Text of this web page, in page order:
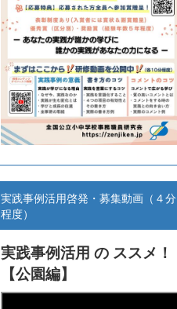
実践事例活用啓発・募集動画（４分
程度）
実践事例活用 の ススメ！
【公園編】